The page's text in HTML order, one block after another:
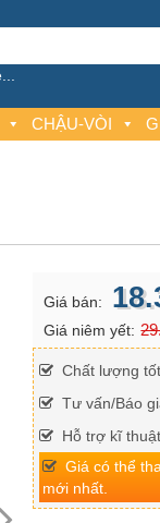
CHẬU-VÒI
Giá bán:
Giá niêm yết:
Chất lượng
Tư vấn/Báo
Hỗ trợ kĩ
Giá có thể
mới nhất.